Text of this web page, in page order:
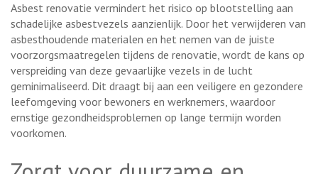
Asbest renovatie vermindert het risico op blootstelling aan
schadelijke asbestvezels aanzienlijk. Door het verwijderen van
asbesthoudende materialen en het nemen van de juiste
voorzorgsmaatregelen tijdens de renovatie, wordt de kans op
verspreiding van deze gevaarlijke vezels in de lucht
geminimaliseerd. Dit draagt bij aan een veiligere en gezondere
leefomgeving voor bewoners en werknemers, waardoor
ernstige gezondheidsproblemen op lange termijn worden
voorkomen.